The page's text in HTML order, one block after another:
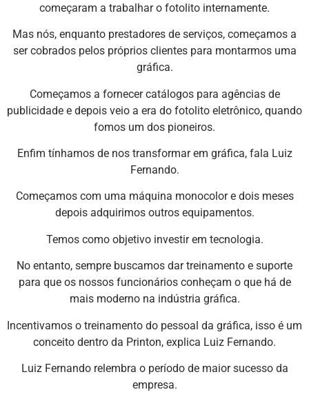
começaram a trabalhar o fotolito internamente.
Mas nós, enquanto prestadores de serviços, começamos a
ser cobrados pelos próprios clientes para montarmos uma
gráfica.
Começamos a fornecer catálogos para agências de
publicidade e depois veio a era do fotolito eletrônico, quando
fomos um dos pioneiros.
Enfim tínhamos de nos transformar em gráfica, fala Luiz
Fernando.
Começamos com uma máquina monocolor e dois meses
depois adquirimos outros equipamentos.
Temos como objetivo investir em tecnologia.
No entanto, sempre buscamos dar treinamento e suporte
para que os nossos funcionários conheçam o que há de
mais moderno na indústria gráfica.
Incentivamos o treinamento do pessoal da gráfica, isso é um
conceito dentro da Printon, explica Luiz Fernando.
Luiz Fernando relembra o período de maior sucesso da
empresa.